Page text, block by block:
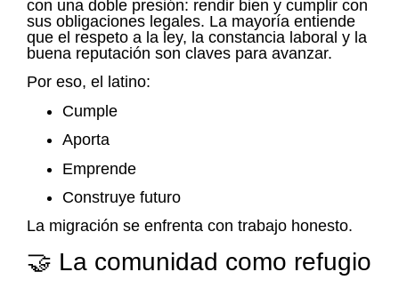
con una doble presión: rendir bien y cumplir con
sus obligaciones legales. La mayoría entiende
que el respeto a la ley, la constancia laboral y la
buena reputación son claves para avanzar.
Por eso, el latino:
Cumple
Aporta
Emprende
Construye futuro
La migración se enfrenta con trabajo honesto.
🤝 La comunidad como refugio